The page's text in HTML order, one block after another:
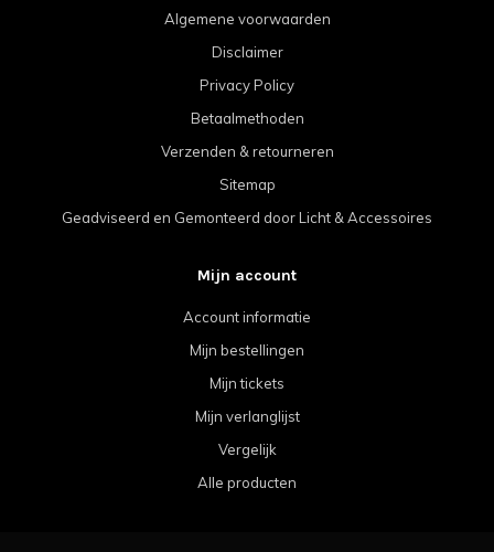
Algemene voorwaarden
Disclaimer
Privacy Policy
Betaalmethoden
Verzenden & retourneren
Sitemap
Geadviseerd en Gemonteerd door Licht & Accessoires
Mijn account
Account informatie
Mijn bestellingen
Mijn tickets
Mijn verlanglijst
Vergelijk
Alle producten